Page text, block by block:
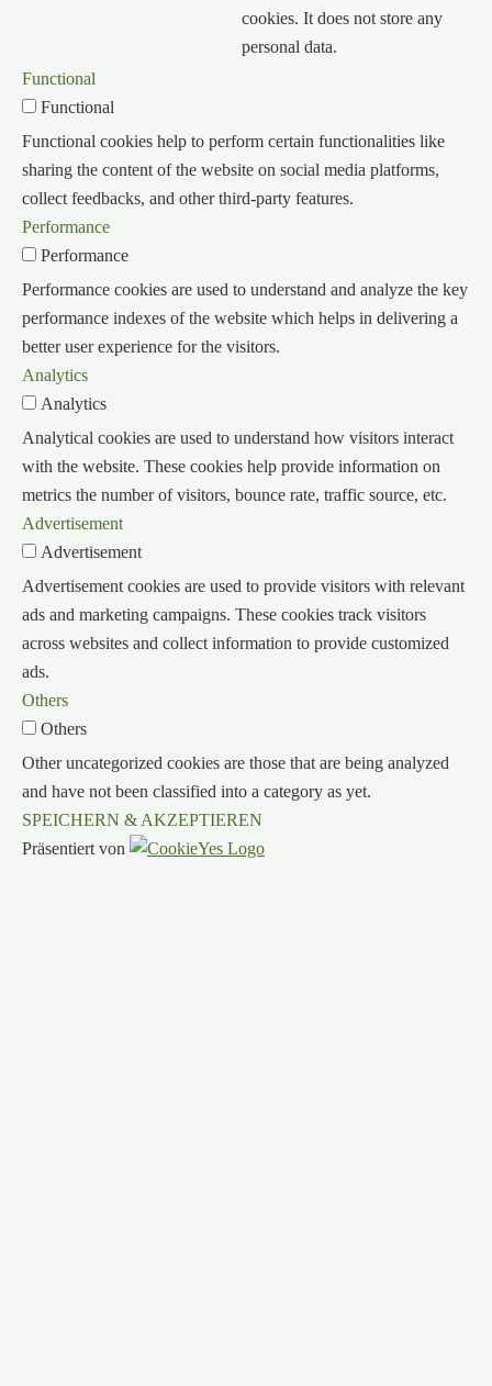
cookies. It does not store any
personal data.
Functional
Functional
Functional cookies help to perform certain functionalities like
sharing the content of the website on social media platforms,
collect feedbacks, and other third-party features.
Performance
Performance
Performance cookies are used to understand and analyze the key
performance indexes of the website which helps in delivering a
better user experience for the visitors.
Analytics
Analytics
Analytical cookies are used to understand how visitors interact
with the website. These cookies help provide information on
metrics the number of visitors, bounce rate, traffic source, etc.
Advertisement
Advertisement
Advertisement cookies are used to provide visitors with relevant
ads and marketing campaigns. These cookies track visitors
across websites and collect information to provide customized
ads.
Others
Others
Other uncategorized cookies are those that are being analyzed
and have not been classified into a category as yet.
SPEICHERN & AKZEPTIEREN
Präsentiert von